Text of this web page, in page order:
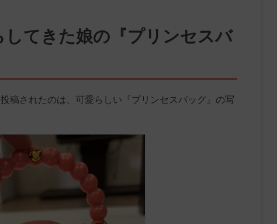
てきた娘の『プリンセスバ
稿されたのは、可愛らしい『プリンセスバッグ』の写